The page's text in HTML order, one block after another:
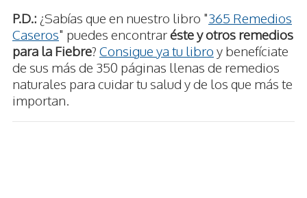
P.D.: ¿Sabías que en nuestro libro "365 Remedios
Caseros" puedes encontraréste y otros remedios
para la Fiebre? Consigue ya tu libro y benefíciate
de sus más de 350 páginas llenas de remedios
naturales para cuidar tu salud y de los que más te
importan.